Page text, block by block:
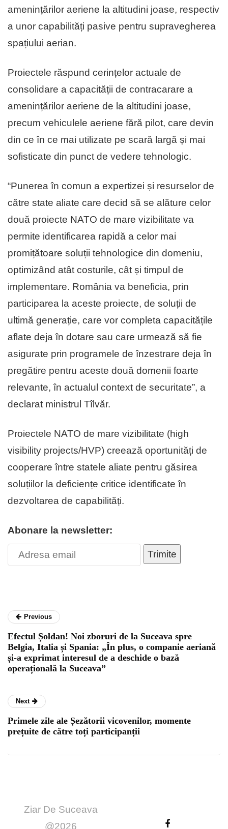
amenințărilor aeriene la altitudini joase, respectiv
a unor capabilități pasive pentru supravegherea
spațiului aerian.
Proiectele răspund cerințelor actuale de
consolidare a capacității de contracarare a
amenințărilor aeriene de la altitudini joase,
precum vehiculele aeriene fără pilot, care devin
din ce în ce mai utilizate pe scară largă și mai
sofisticate din punct de vedere tehnologic.
“Punerea în comun a expertizei și resurselor de
către state aliate care decid să se alăture celor
două proiecte NATO de mare vizibilitate va
permite identificarea rapidă a celor mai
promițătoare soluții tehnologice din domeniu,
optimizând atât costurile, cât și timpul de
implementare. România va beneficia, prin
participarea la aceste proiecte, de soluții de
ultimă generație, care vor completa capacitățile
aflate deja în dotare sau care urmează să fie
asigurate prin programele de înzestrare deja în
pregătire pentru aceste două domenii foarte
relevante, în actualul context de securitate”, a
declarat ministrul Tîlvăr.
Proiectele NATO de mare vizibilitate (high
visibility projects/HVP) creează oportunități de
cooperare între statele aliate pentru găsirea
soluțiilor la deficiențe critice identificate în
dezvoltarea de capabilități.
Abonare la newsletter:
Trimite
Previous
Efectul Șoldan! Noi zboruri de la Suceava spre
Belgia, Italia și Spania: „În plus, o companie aeriană
și-a exprimat interesul de a deschide o bază
operațională la Suceava”
Next
Primele zile ale Șezătorii vicovenilor, momente
prețuite de către toți participanții
Ziar De Suceava
@2026